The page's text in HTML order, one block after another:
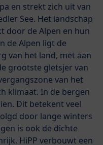
en strekt zich uit van
See. Het landschap
door de Alpen en hun
de Alpen ligt de
van het land, met aan
grootste gletsjer van
van het
klimaat. In de bergen
Dit betekent veel
door lange winters
is ook de dichte
HiPP verbouwt een